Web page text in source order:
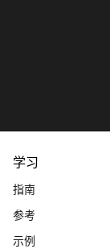
学习
指南
参考
示例